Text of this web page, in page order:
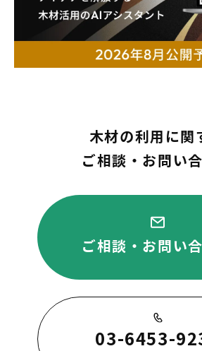
木材の利用に関
ご相談・お問い
ご相談・お問い
03-6453-